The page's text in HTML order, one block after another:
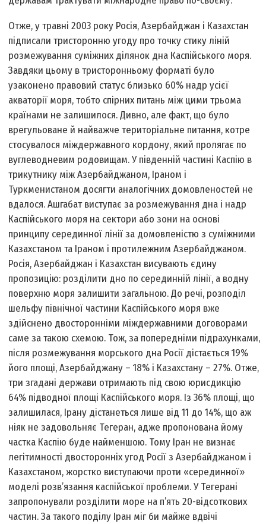
Отже, у травні 2003 року Росія, Азербайджан і Казахстан
підписали тристоронню угоду про точку стику ліній
розмежування суміжних ділянок дна Каспійського моря.
Завдяки цьому в тристоронньому форматі було
узаконено правовий статус близько 60% надр усієї
акваторії моря, тобто спірних питань між цими трьома
країнами не залишилося. Дивно, але факт, що було
врегульоване й найважче територіальне питання, котре
стосувалося міждержавного кордону, який пролягає по
вуглеводневим родовищам. У південній частині Каспію в
трикутнику між Азербайджаном, Іраном і
Туркменистаном досягти аналогічних домовленостей не
вдалося. Ашгабат виступає за розмежування дна і надр
Каспійського моря на сектори або зони на основі
принципу серединної лінії за домовленістю з суміжними
Казахстаном та Іраном і протилежним Азербайджаном.
Росія, Азербайджан і Казахстан висувають єдину
пропозицію: розділити дно по серединній лінії, а водну
поверхню моря залишити загальною. До речі, розподіл
шельфу північної частини Каспійського моря вже
здійснено двосторонніми міждержавними договорами
саме за такою схемою. Тож, за попередніми підрахунками,
після розмежування морського дна Росії дістається 19%
його площі, Азербайджану – 18% і Казахстану – 27%. Отже,
три згадані держави отримають під свою юрисдикцію
64% підводної площі Каспійського моря. Із 36% площі, що
залишилася, Ірану дістанеться лише від 11 до 14%, що аж
ніяк не задовольняє Тегеран, адже пропонована йому
частка Каспію буде найменшою. Тому Іран не визнає
легітимності двосторонніх угод Росії з Азербайджаном і
Казахстаном, жорстко виступаючи проти «серединної»
моделі розв’язання каспійської проблеми. У Тегерані
запропонували розділити море на п’ять 20-відсоткових
частин. За такого поділу Іран міг би майже вдвічі